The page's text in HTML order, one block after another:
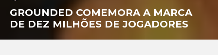
GROUNDED COMEMORA A MARCA
DE DEZ MILHÕES DE JOGADORES